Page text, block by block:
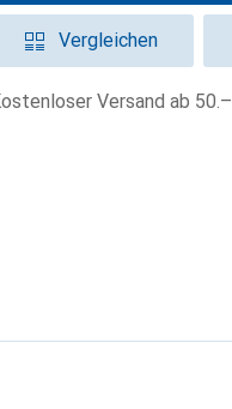
Vergleichen
Kostenloser Versand ab 50.–